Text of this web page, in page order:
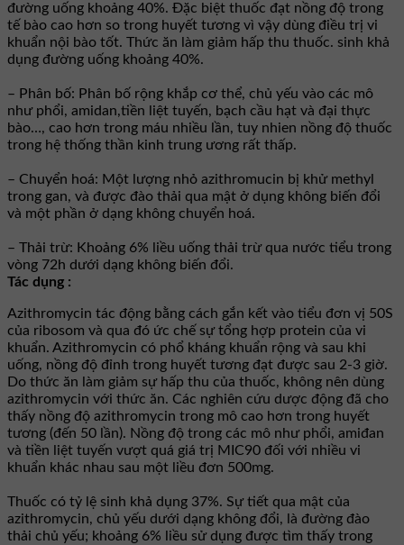
đường uống khoảng 40%. Đặc biệt thuốc đạt nồng độ trong
tế bào cao hơn so trong huyết tương vì vậy dùng điều trị vi
khuẩn nội bào tốt. Thức ăn làm giảm hấp thu thuốc. sinh khả
dụng đường uống khoảng 40%.
– Phân bố: Phân bố rộng khắp cơ thể, chủ yếu vào các mô
như phổi, amidan,tiền liệt tuyến, bạch cầu hạt và đại thực
bào…, cao hơn trong máu nhiều lần, tuy nhien nồng độ thuốc
trong hệ thống thần kinh trung ương rất thấp.
– Chuyển hoá: Một lượng nhỏ azithromucin bị khử methyl
trong gan, và được đào thải qua mật ở dụng không biến đổi
và một phần ở dạng không chuyển hoá.
– Thải trừ: Khoảng 6% liều uống thải trừ qua nước tiểu trong
vòng 72h dưới dạng không biến đổi.
Tác dụng :
Azithromycin tác động bằng cách gắn kết vào tiểu đơn vị 50S
của ribosom và qua đó ức chế sự tổng hợp protein của vi
khuẩn. Azithromycin có phổ kháng khuẩn rộng và sau khi
uống, nồng độ đỉnh trong huyết tương đạt được sau 2-3 giờ.
Do thức ăn làm giảm sự hấp thu của thuốc, không nên dùng
azithromycin với thức ăn. Các nghiên cứu dược động đã cho
thấy nồng độ azithromycin trong mô cao hơn trong huyết
tương (đến 50 lần). Nồng độ trong các mô như phổi, amiđan
và tiền liệt tuyến vượt quá giá trị MIC90 đối với nhiều vi
khuẩn khác nhau sau một liều đơn 500mg.
Thuốc có tỷ lệ sinh khả dụng 37%. Sự tiết qua mật của
azithromycin, chủ yếu dưới dạng không đổi, là đường đào
thải chủ yếu; khoảng 6% liều sử dụng được tìm thấy trong